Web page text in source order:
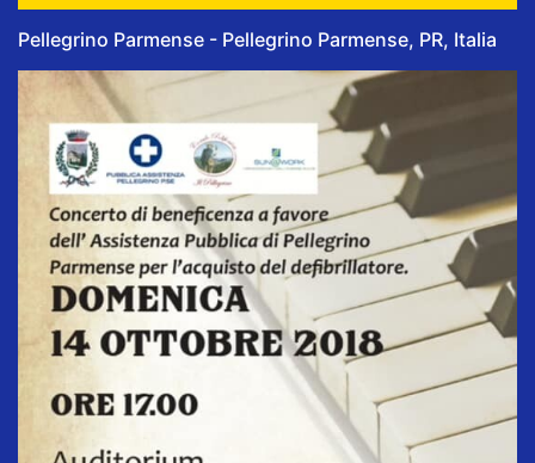
Pellegrino Parmense - Pellegrino Parmense, PR, Italia